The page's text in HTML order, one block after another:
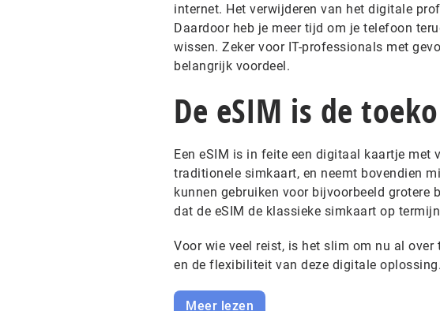
internet. Het verwijderen van het digitale
Daardoor heb je meer tijd om je telefoon
wissen. Zeker voor IT-professionals met
belangrijk voordeel.
De eSIM is de
Een eSIM is in feite een digitaal kaartje met
traditionele simkaart, en neemt bovendien
kunnen gebruiken voor bijvoorbeeld grotere
dat de eSIM de klassieke simkaart op
Voor wie veel reist, is het slim om nu al
en de flexibiliteit van deze digitale oplossing.
Meer lezen